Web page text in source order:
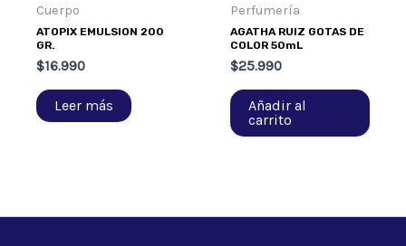
Cuerpo
ATOPIX EMULSION 200
GR.
$16.990
Leer más
Perfumería
AGATHA RUIZ GOTAS DE
COLOR 50mL
$25.990
Añadir al
carrito